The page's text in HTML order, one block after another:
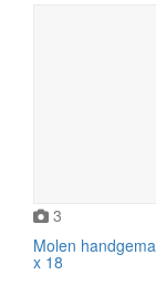
3
Molen
x 18